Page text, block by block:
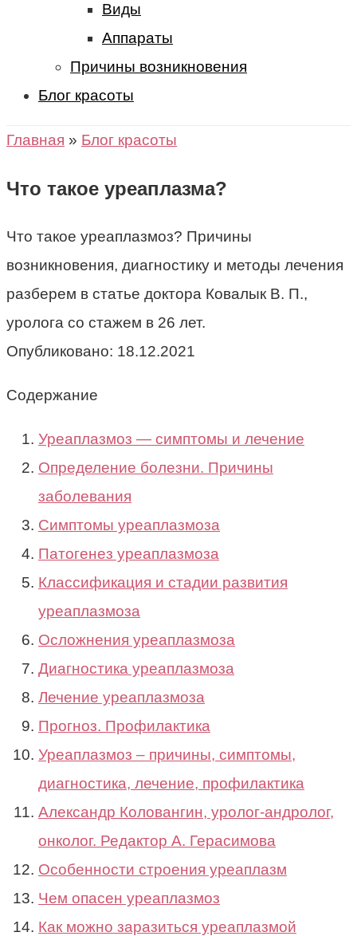
Виды
Аппараты
Причины возникновения
Блог красоты
Главная » Блог красоты
Что такое уреаплазма?
Что такое уреаплазмоз? Причины
возникновения, диагностику и методы лечения
разберем в статье доктора Ковалык В. П.,
уролога со стажем в 26 лет.
Опубликовано: 18.12.2021
Содержание
Уреаплазмоз — симптомы и лечение
Определение болезни. Причины
заболевания
Симптомы уреаплазмоза
Патогенез уреаплазмоза
Классификация и стадии развития
уреаплазмоза
Осложнения уреаплазмоза
Диагностика уреаплазмоза
Лечение уреаплазмоза
Прогноз. Профилактика
Уреаплазмоз – причины, симптомы,
диагностика, лечение, профилактика
Александр Коловангин, уролог-андролог,
онколог. Редактор А. Герасимова
Особенности строения уреаплазм
Чем опасен уреаплазмоз
Как можно заразиться уреаплазмой